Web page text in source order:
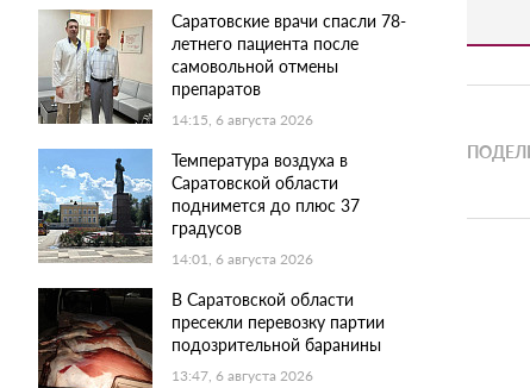
Саратовские врачи спасли 78-
летнего пациента после
самовольной отмены
препаратов
14:15, 6 августа 2026
Температура воздуха в
Саратовской области
поднимется до плюс 37
градусов
14:01, 6 августа 2026
В Саратовской области
пресекли перевозку партии
подозрительной баранины
13:47, 6 августа 2026